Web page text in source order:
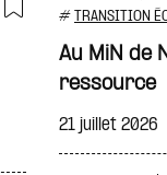
Ajouter à
# TRANSITION
Au MiN de
ressource
21 juillet 2026